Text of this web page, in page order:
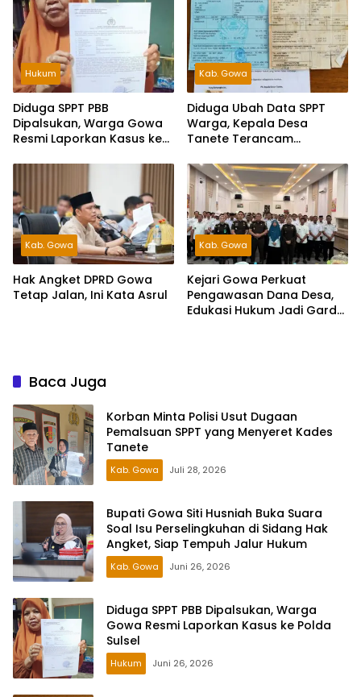
Hukum
Diduga SPPT PBB
Dipalsukan, Warga Gowa
Resmi Laporkan Kasus ke
Kab. Gowa
Diduga Ubah Data SPPT
Warga, Kepala Desa
Tanete Terancam
Kab. Gowa
Hak Angket DPRD Gowa
Tetap Jalan, Ini Kata Asrul
Kab. Gowa
Kejari Gowa Perkuat
Pengawasan Dana Desa,
Edukasi Hukum Jadi Garda
Baca Juga
Korban Minta Polisi Usut Dugaan
Pemalsuan SPPT yang Menyeret Kades
Tanete
Kab. Gowa Juli 28, 2026
Bupati Gowa Siti Husniah Buka Suara
Soal Isu Perselingkuhan di Sidang Hak
Angket, Siap Tempuh Jalur Hukum
Kab. Gowa Juni 26, 2026
Diduga SPPT PBB Dipalsukan, Warga
Gowa Resmi Laporkan Kasus ke Polda
Sulsel
Hukum Juni 26, 2026